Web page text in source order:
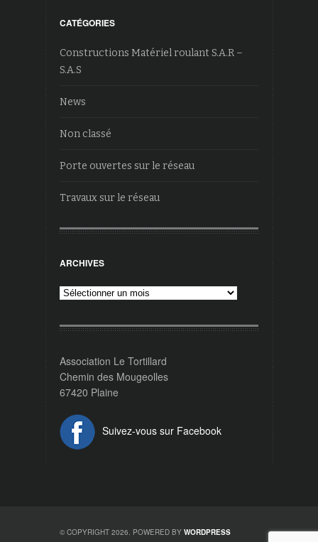
CATÉGORIES
Constructions Matériel roulant S.A.R –
S.A.S
News
Non classé
Porte ouvertes sur le réseau
Travaux sur le réseau
ARCHIVES
Archives
Association Le Tortillard
Chemin des Mougeolles
67420 Plaine
Suivez-vous sur Facebook
© COPYRIGHT 2026. POWERED BY WORDPRESS